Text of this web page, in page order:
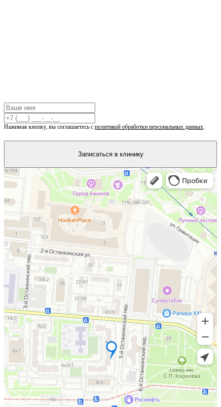
Нажимая кнопку, вы соглашаетесь с политикой обработки персональных данных.
Записаться в клинику